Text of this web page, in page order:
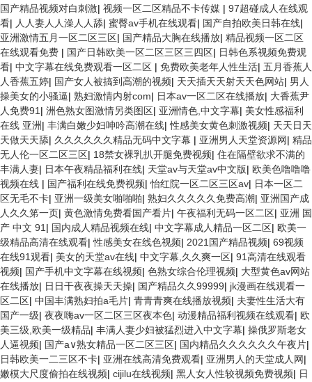
国产精品视频对白刺激| 视频一区二区精品不卡传媒 | 97超碰成人在线观
看| 人人妻人人澡人人舔| 蜜臀av手机在线观看| 国产自拍欧美日韩在线|
亚洲激情五月一区二区三区| 国产精品大胸在线播放| 精品视频一区二区
在线观看免费 | 国产日韩欧美一区二区三区三四区| 日韩色系视频免费观
看| 中文字幕在线免费观看一区二区 | 免费欧美老年人性生活| 五月香蕉人
人香蕉五婷| 国产女人被搞到高潮的视频| 天天插天天射天天色网站| 男人
操美女的小骚逼| 熟妇激情内射com| 日本av一区二区在线播放| 大香蕉尹
人免费91 | 洲色熟女图激情另类图区| 亚洲情色,中文字幕| 美女性感福利
在线 亚洲| 丰满白嫩少妇呻吟高潮在线|性感美女黄色刺激视频| 天天日天
天做天天舔| 久久久久久久精品无码中文字幕 | 亚洲男人天堂资源网| 精品
无人伦一区二区三区| 18禁女裸乳扒开腿免费视频| 住在隔壁欲求不满的
丰满人妻| 日本午夜精品福利在线| 天堂av与天堂av中文版| 欧美色噜噜噜
视频在线 | 国产福利在线免费视频|怡红院一区二区三区av| 日本一区二
区无毛不卡| 亚洲一级美女啪啪啪| 熟妇久久久久久免费高潮| 亚洲国产成
人久久笫一页| 黄色激情免费看国产看片| 午夜福利无码一区二区| 亚洲 国
产 中文 91 | 国内成人精品视频在线| 中文字幕成人精品一区二区| 欧美一
级精品高清在线观看|性感美女在线色视频| 2021国产精品视频| 69视频
在线91观看| 美女的天堂av在线| 中文字幕,久久爽一区| 91高清在线观看
视频| 国产手机中文字幕在线视频| 色熟女综合伦理视频| 大型黄色av网站
在线播放| 日日干夜夜操天天操| 国产精品久久99999| jk漫画在线观看一
区二区| 中国丰满熟妇拍a毛片| 青青青爽在线播放视频| 夫妻性生活大有
国产一级| 夜夜嗨av一区二区三区夜本色| 动漫精品福利视频在线观看| 欧
美三级,欧美一级精品| 丰满人妻少妇被猛烈进入中文字幕| 操俄罗斯老女
人逼视频| 国产a∨熟女精品一区二区三区| 国内精品久久久久久久午夜片|
日韩欧美一二三区不卡| 亚洲在线高清免费观看| 亚洲男人的天堂成人网|
嫩模大尺度偷拍在线视频| cijilu在线视频| 黑人女人性较视频免费视频| 日